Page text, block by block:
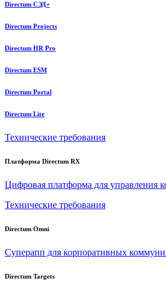
Directum СЭД+
Directum Projects
Directum HR Pro
Directum ESM
Directum Portal
Directum Lite
Технические требования
Платформа Directum RX
Цифровая платформа для управления
Технические требования
Directum Omni
Суперапп для корпоративных
Directum Targets